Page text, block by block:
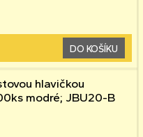
DO KOŠÍKU
hlavičkou
modré; JBU20-B